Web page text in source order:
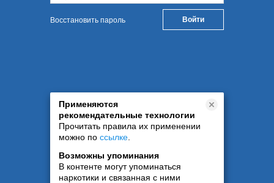
Восстановить пароль
Применяются
рекомендательные технологии
Прочитать правила их применении
можно по ссылке
Возможны упоминания
В контенте могут упоминаться
наркотики и связанная с ними